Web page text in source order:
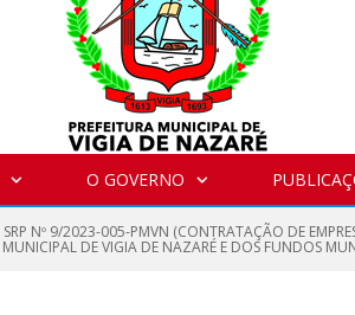
O GOVERNO
Nº 9/2023-005-PMVN (CONTRATAÇÃO DE
DE VIGIA DE NAZARÉ E DOS FUNDOS